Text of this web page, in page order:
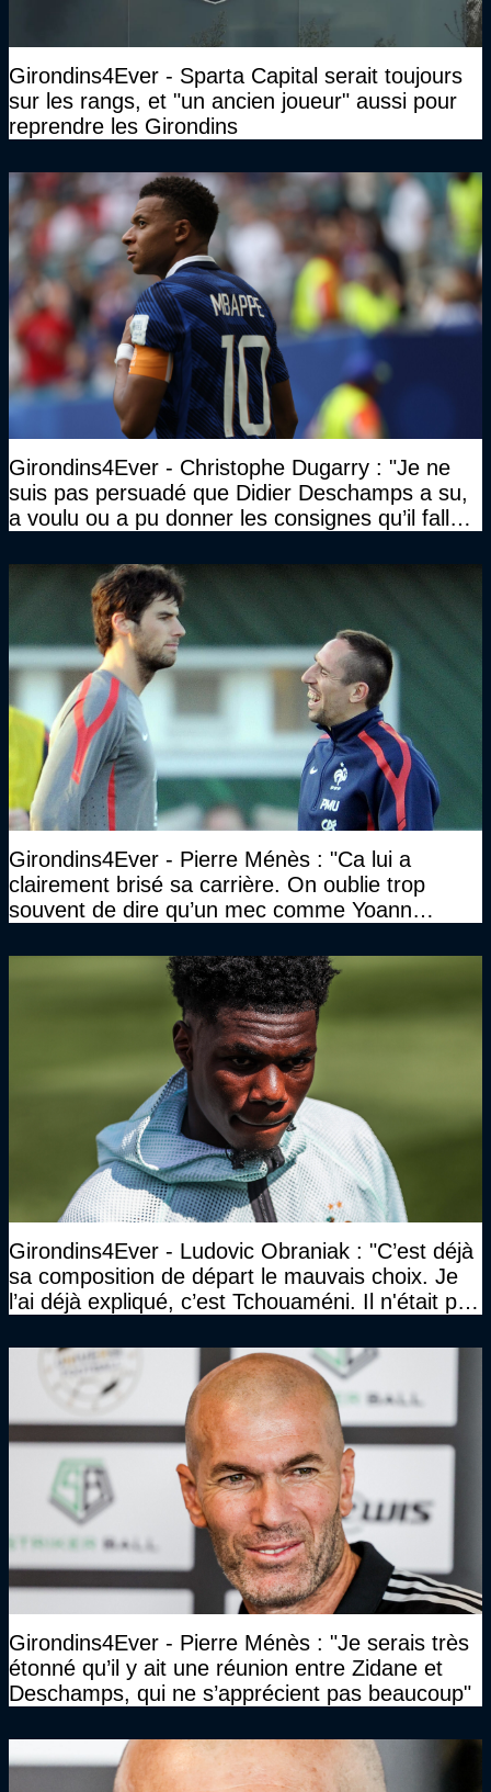
Girondins4Ever - Sparta Capital serait toujours
sur les rangs, et "un ancien joueur" aussi pour
reprendre les Girondins
Girondins4Ever - Christophe Dugarry : "Je ne
suis pas persuadé que Didier Deschamps a su,
a voulu ou a pu donner les consignes qu’il fallait
Girondins4Ever - Pierre Ménès : "Ca lui a
clairement brisé sa carrière. On oublie trop
souvent de dire qu’un mec comme Yoann
Girondins4Ever - Ludovic Obraniak : "C’est déjà
sa composition de départ le mauvais choix. Je
l’ai déjà expliqué, c’est Tchouaméni. Il n'était pas
Girondins4Ever - Pierre Ménès : "Je serais très
étonné qu’il y ait une réunion entre Zidane et
Deschamps, qui ne s’apprécient pas beaucoup"